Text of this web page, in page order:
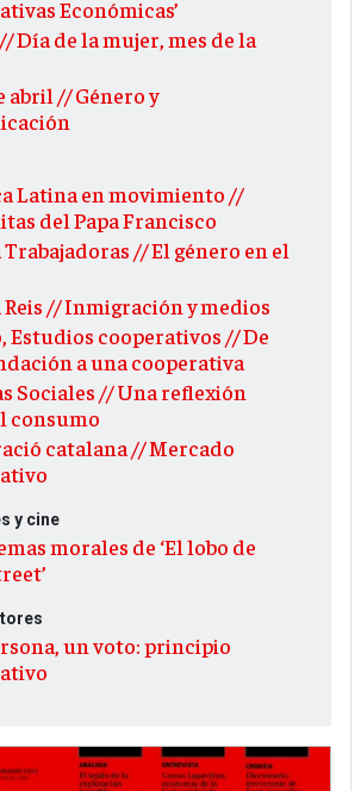
Económicas’
Día de la mujer, mes de la
abril // Género y
Latina en movimiento //
del Papa Francisco
Trabajadoras // El género en el
Reis // Inmigración y medios
Estudios cooperativos // De
a una cooperativa
Sociales // Una reflexión
consumo
catalana // Mercado
y cine
morales de ‘El lobo de
un voto: principio